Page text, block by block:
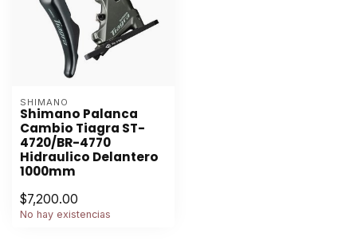
SHIMANO
Shimano Palanca
Cambio Tiagra ST-
4720/BR-4770
Hidraulico Delantero
1000mm
$7,200.00
No hay existencias